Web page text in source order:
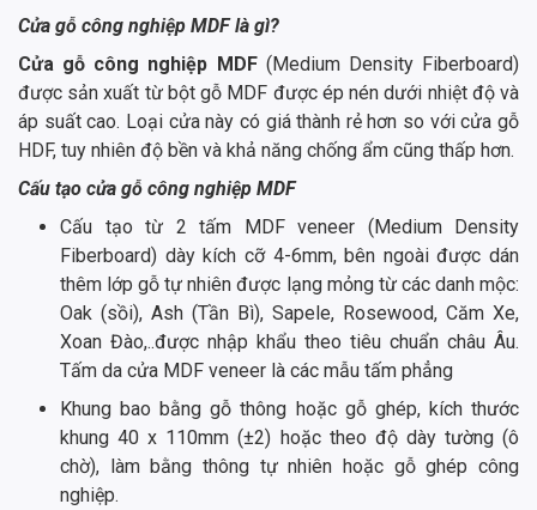
Cửa gỗ công nghiệp MDF là gì?
Cửa gỗ công nghiệp MDF(Medium Density Fiberboard)
được sản xuất từ bột gỗ MDF được ép nén dưới nhiệt độ và
áp suất cao. Loại cửa này có giá thành rẻ hơn so với cửa gỗ
HDF, tuy nhiên độ bền và khả năng chống ẩm cũng thấp hơn.
Cấu tạo cửa gỗ công nghiệp MDF
Cấu tạo từ 2 tấm MDF veneer (Medium Density
Fiberboard) dày kích cỡ 4-6mm, bên ngoài được dán
thêm lớp gỗ tự nhiên được lạng mỏng từ các danh mộc:
Oak (sồi), Ash (Tần Bì), Sapele, Rosewood, Căm Xe,
Xoan Đào,..được nhập khẩu theo tiêu chuẩn châu Âu.
Tấm da cửa MDF veneer là các mẫu tấm phẳng
Khung bao bằng gỗ thông hoặc gỗ ghép, kích thước
khung 40 x 110mm (±2) hoặc theo độ dày tường (ô
chờ), làm bằng thông tự nhiên hoặc gỗ ghép công
nghiệp.